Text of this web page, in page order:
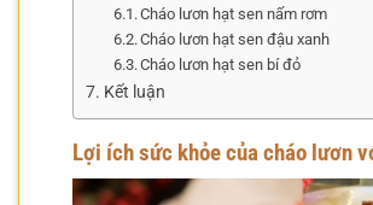
Cháo lươn hạt sen nấm rơm
Cháo lươn hạt sen đậu xanh
Cháo lươn hạt sen bí đỏ
Kết luận
Lợi ích sức khỏe của cháo lươn